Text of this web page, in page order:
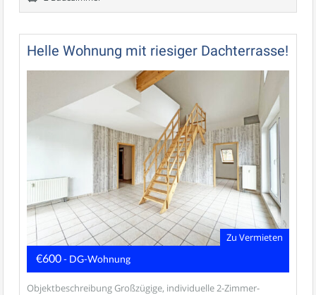
Helle Wohnung mit riesiger Dachterrasse!
Zu Vermieten
€600- DG-Wohnung
Objektbeschreibung Großzügige, individuelle 2-Zimmer-